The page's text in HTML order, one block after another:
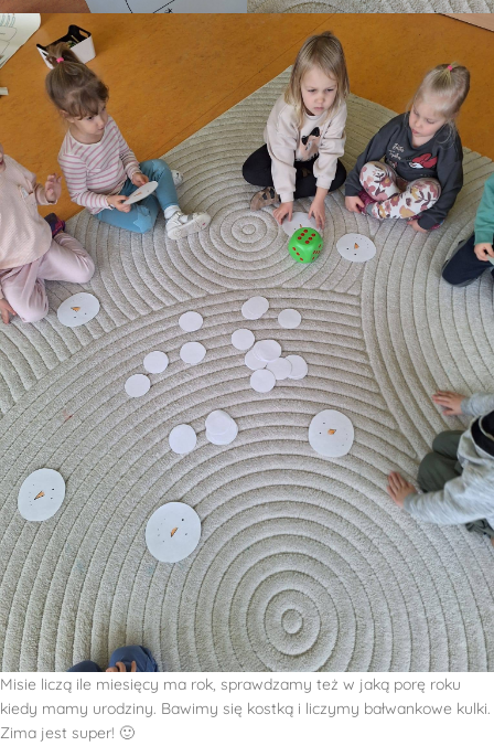
Misie liczą ile miesięcy ma rok, sprawdzamy też w jaką porę roku
kiedy mamy urodziny. Bawimy się kostką i liczymy bałwankowe kulki.
Zima jest super! 🙂